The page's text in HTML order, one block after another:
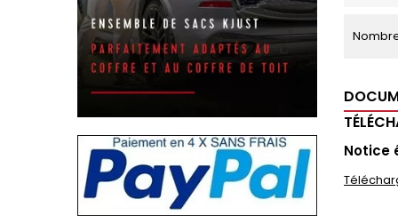
Notice